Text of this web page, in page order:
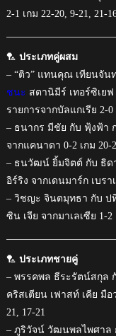
2-1 เกม 22-20, 9-21, 21-
🏸 ประเภทคู่ผสม
– “ติว” แทนคุณ เทียนจัน
ชนะ สตานิมีร์ เทอร์ซิเย
รายการจากบัลแกเรีย 2-0
– ธนากร มีชัย กับ ฟุ้งฟ้า
จากแคนาดา 0-2 เกม 20-
– ธนวัฒน์ ยิ้มจิตต์ กับ ธิด
อิร์ริง จากเดนมาร์ก เบรา
– วิชญะ จินตมุทธา กับ ป
ซิน เจีย จากมาเลเซีย 1-2
🏸 ประเภทชายคู่
– พรรคพล ธีระรัตน์สกุล
คริสเตียน เฟาสท์ เคีย มือ
21, 17-21
– ภูริวัจน์ วัฒนพลไพศาล